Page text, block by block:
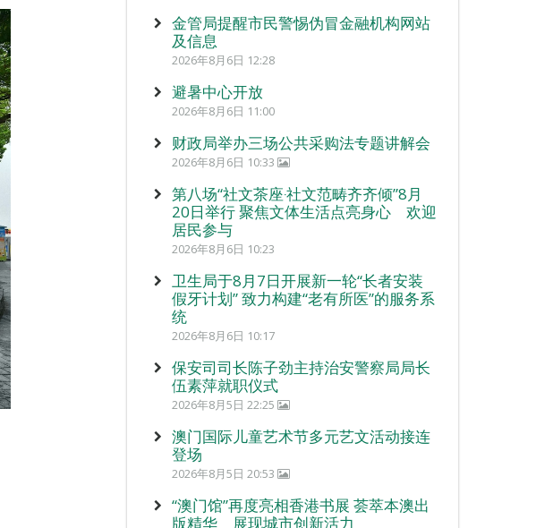
金管局提醒市民警惕伪冒金融机构网站
及信息
2026年8月6日 12:28
避暑中心开放
2026年8月6日 11:00
财政局举办三场公共采购法专题讲解会
2026年8月6日 10:33
第八场“社文茶座‧社文范畴齐齐倾”8月
20日举行 聚焦文体生活点亮身心 欢迎
居民参与
2026年8月6日 10:23
卫生局于8月7日开展新一轮“长者安装
假牙计划” 致力构建“老有所医”的服务系
统
2026年8月6日 10:17
保安司司长陈子劲主持治安警察局局长
伍素萍就职仪式
2026年8月5日 22:25
澳门国际儿童艺术节多元艺文活动接连
登场
2026年8月5日 20:53
“澳门馆”再度亮相香港书展 荟萃本澳出
版精华 展现城市创新活力